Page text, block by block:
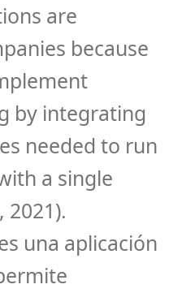
are
because
by integrating
needed to run
a single
2021).
una aplicación